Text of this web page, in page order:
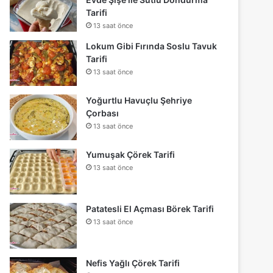
Tarifi
13 saat önce
Lokum Gibi Fırında Soslu Tavuk
Tarifi
13 saat önce
Yoğurtlu Havuçlu Şehriye
Çorbası
13 saat önce
Yumuşak Çörek Tarifi
13 saat önce
Patatesli El Açması Börek Tarifi
13 saat önce
Nefis Yağlı Çörek Tarifi